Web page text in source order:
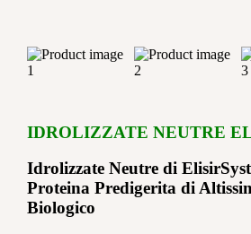
IDROLIZZATE NEUTRE
Idrolizzate Neutre di
Proteina Predigerita di
Biologico